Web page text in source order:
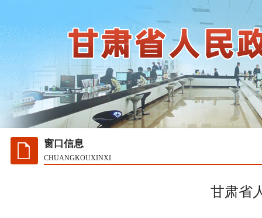
窗口信息
CHUANGKOUXINXI
甘肃省